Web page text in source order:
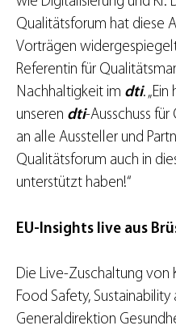
Qualitätsforum hat diese
Vorträgen
Referentin für
Nachhaltigkeit im dti.
unseren dti-Ausschuss
an alle Aussteller und
Qualitätsforum auch in
unterstützt haben!“
EU-Insights live aus
Die Live-Zuschaltung von
Food Safety,
Generaldirektion